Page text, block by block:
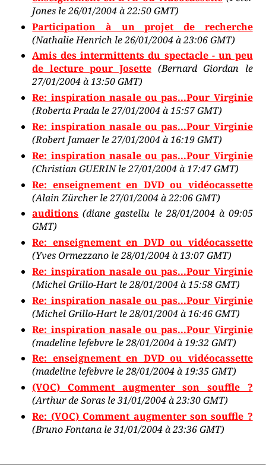
Jones le 26/01/2004 à 22:50 GMT)
Participation à un projet de recherche
(Nathalie Henrich le 26/01/2004 à 23:06 GMT)
Amis des intermittents du spectacle - un peu
de lecture pour Josette (Bernard Giordan le
27/01/2004 à 13:50 GMT)
Re: inspiration nasale ou pas...Pour Virginie
(Roberta Prada le 27/01/2004 à 15:57 GMT)
Re: inspiration nasale ou pas...Pour Virginie
(Robert Jamaer le 27/01/2004 à 16:19 GMT)
Re: inspiration nasale ou pas...Pour Virginie
(Christian GUERIN le 27/01/2004 à 17:47 GMT)
Re: enseignement en DVD ou vidéocassette
(Alain Zürcher le 27/01/2004 à 22:06 GMT)
auditions (diane gastellu le 28/01/2004 à 09:05
GMT)
Re: enseignement en DVD ou vidéocassette
(Yves Ormezzano le 28/01/2004 à 13:07 GMT)
Re: inspiration nasale ou pas...Pour Virginie
(Michel Grillo-Hart le 28/01/2004 à 15:58 GMT)
Re: inspiration nasale ou pas...Pour Virginie
(Michel Grillo-Hart le 28/01/2004 à 16:46 GMT)
Re: inspiration nasale ou pas...Pour Virginie
(madeline lefebvre le 28/01/2004 à 19:32 GMT)
Re: enseignement en DVD ou vidéocassette
(madeline lefebvre le 28/01/2004 à 19:35 GMT)
(VOC) Comment augmenter son souffle ?
(Arthur de Soras le 31/01/2004 à 23:30 GMT)
Re: (VOC) Comment augmenter son souffle ?
(Bruno Fontana le 31/01/2004 à 23:36 GMT)